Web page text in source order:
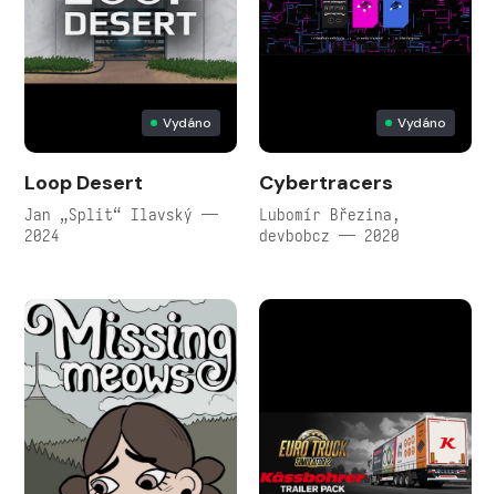
Vydáno
Loop Desert
Jan „Split“ Ilavský —
2024
Vydáno
Cybertracers
Lubomír Březina,
devbobcz — 2020